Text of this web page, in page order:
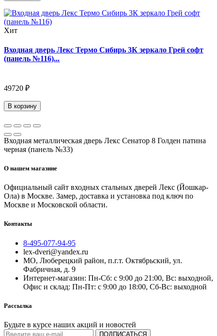
Хит
Входная дверь Лекс Термо Сибирь 3К зеркало Грей софт
(панель №116)...
49720 ₽
В корзину
Входная металлическая дверь Лекс Сенатор 8 Голден патина
черная (панель №33)
О нашем магазине
Официальный сайт входных стальных дверей Лекс (Йошкар-
Ола) в Москве. Замер, доставка и установка под ключ по
Москве и Московской области.
Контакты
8-495-077-94-95
lex-dveri@yandex.ru
МО, Люберецкий район, п.г.т. Октябрьский, ул.
Фабричная, д. 9
Интернет-магазин: Пн-Сб: с 9:00 до 21:00, Вс: выходной,
Офис и склад: Пн-Пт: с 9:00 до 18:00, Сб-Вс: выходной
Рассылка
Будьте в курсе наших акций и новостей
ПОДПИСАТЬСЯ